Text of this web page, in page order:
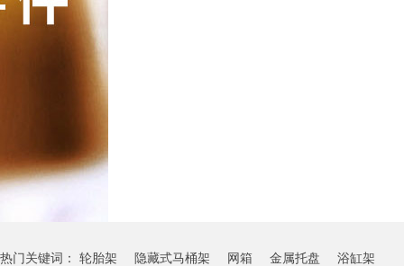
保险杠料架
消声器料架
料架
热门关键词： 轮胎架 隐藏式马桶架 网箱 金属托盘 浴缸架